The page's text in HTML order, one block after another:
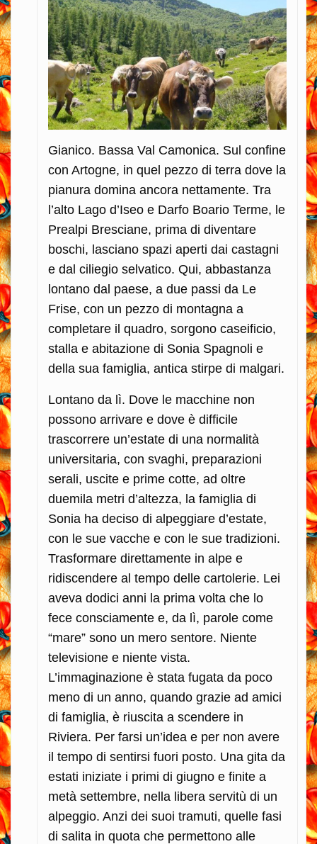
Gianico. Bassa Val Camonica. Sul confine
con Artogne, in quel pezzo di terra dove la
pianura domina ancora nettamente. Tra
l’alto Lago d’Iseo e Darfo Boario Terme, le
Prealpi Bresciane, prima di diventare
boschi, lasciano spazi aperti dai castagni
e dal ciliegio selvatico. Qui, abbastanza
lontano dal paese, a due passi da Le
Frise, con un pezzo di montagna a
completare il quadro, sorgono caseificio,
stalla e abitazione di Sonia Spagnoli e
della sua famiglia, antica stirpe di malgari.
Lontano da lì. Dove le macchine non
possono arrivare e dove è difficile
trascorrere un’estate di una normalità
universitaria, con svaghi, preparazioni
serali, uscite e prime cotte, ad oltre
duemila metri d’altezza, la famiglia di
Sonia ha deciso di alpeggiare d’estate,
con le sue vacche e con le sue tradizioni.
Trasformare direttamente in alpe e
ridiscendere al tempo delle cartolerie. Lei
aveva dodici anni la prima volta che lo
fece consciamente e, da lì, parole come
“mare” sono un mero sentore. Niente
televisione e niente vista.
L’immaginazione è stata fugata da poco
meno di un anno, quando grazie ad amici
di famiglia, è riuscita a scendere in
Riviera. Per farsi un’idea e per non avere
il tempo di sentirsi fuori posto. Una gita da
estati iniziate i primi di giugno e finite a
metà settembre, nella libera servitù di un
alpeggio. Anzi dei suoi tramuti, quelle fasi
di salita in quota che permettono alle